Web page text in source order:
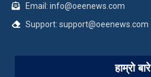
Email: info@oeenews.com
Support: support@oeenews.com
हाम्रो बारे